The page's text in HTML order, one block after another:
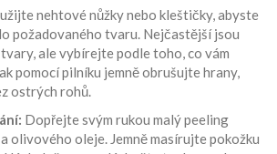
nehtové nůžky nebo kleštičky, abyste
požadovaného tvaru. Nejčastější jsou
ale vybírejte podle toho, co vám
pomocí pilníku jemně obrušujte hrany,
ostrých rohů.
Dopřejte svým rukou malý peeling
olivového oleje. Jemně masírujte pokožku